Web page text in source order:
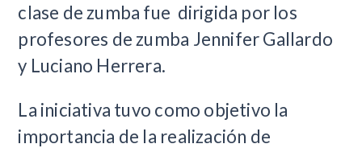
clase de zumba fue dirigida por los
profesores de zumba Jennifer Gallardo
y Luciano Herrera.
La iniciativa tuvo como objetivo la
importancia de la realización de